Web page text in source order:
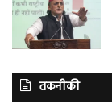
तकनीकी